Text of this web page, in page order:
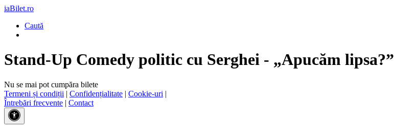
iaBilet.ro
Caută
Stand-Up Comedy politic cu Serghei - „Apucăm lipsa?”
Nu se mai pot cumpăra bilete
Termeni și condiții | Confidențialitate | Cookie-uri |
Întrebări frecvente | Contact